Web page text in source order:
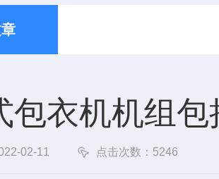
包衣机机组
02-11 点击次数：5246